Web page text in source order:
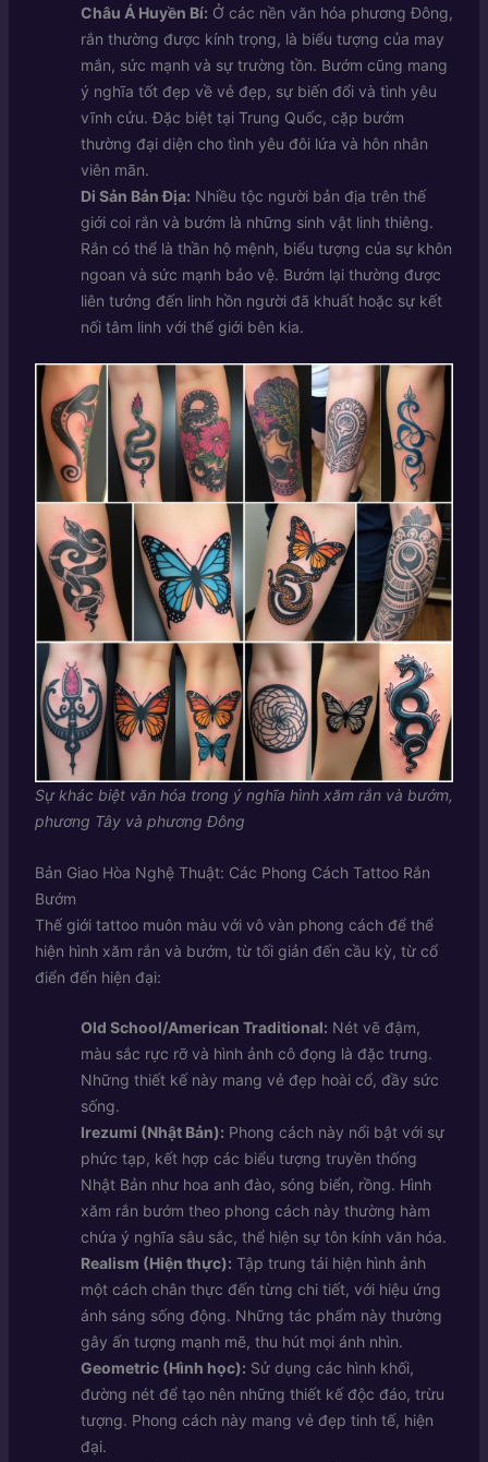
Châu Á Huyền Bí: Ở các nền văn hóa phương Đông,
rắn thường được kính trọng, là biểu tượng của may
mắn, sức mạnh và sự trường tồn. Bướm cũng mang
ý nghĩa tốt đẹp về vẻ đẹp, sự biến đổi và tình yêu
vĩnh cửu. Đặc biệt tại Trung Quốc, cặp bướm
thường đại diện cho tình yêu đôi lứa và hôn nhân
viên mãn.
Di Sản Bản Địa: Nhiều tộc người bản địa trên thế
giới coi rắn và bướm là những sinh vật linh thiêng.
Rắn có thể là thần hộ mệnh, biểu tượng của sự khôn
ngoan và sức mạnh bảo vệ. Bướm lại thường được
liên tưởng đến linh hồn người đã khuất hoặc sự kết
nối tâm linh với thế giới bên kia.
Sự khác biệt văn hóa trong ý nghĩa hình xăm rắn và bướm,
phương Tây và phương Đông
Bản Giao Hòa Nghệ Thuật: Các Phong Cách Tattoo Rắn
Bướm
Thế giới tattoo muôn màu với vô vàn phong cách để thể
hiện hình xăm rắn và bướm, từ tối giản đến cầu kỳ, từ cổ
điển đến hiện đại:
Old School/American Traditional: Nét vẽ đậm,
màu sắc rực rỡ và hình ảnh cô đọng là đặc trưng.
Những thiết kế này mang vẻ đẹp hoài cổ, đầy sức
sống.
Irezumi (Nhật Bản): Phong cách này nổi bật với sự
phức tạp, kết hợp các biểu tượng truyền thống
Nhật Bản như hoa anh đào, sóng biển, rồng. Hình
xăm rắn bướm theo phong cách này thường hàm
chứa ý nghĩa sâu sắc, thể hiện sự tôn kính văn hóa.
Realism (Hiện thực): Tập trung tái hiện hình ảnh
một cách chân thực đến từng chi tiết, với hiệu ứng
ánh sáng sống động. Những tác phẩm này thường
gây ấn tượng mạnh mẽ, thu hút mọi ánh nhìn.
Geometric (Hình học): Sử dụng các hình khối,
đường nét để tạo nên những thiết kế độc đáo, trừu
tượng. Phong cách này mang vẻ đẹp tinh tế, hiện
đại.